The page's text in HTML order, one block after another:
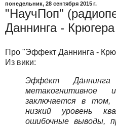
понедельник, 28 сентября 2015 г.
"НаучПоп"
Даннинга -
Про "Эффект Даннинга -
Из вики:
Эффе́кт
метакогнитивное
заключается в
низкий уровень
ошибочные выводы,